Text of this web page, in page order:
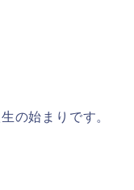
の始まりです。